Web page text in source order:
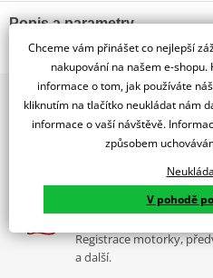
Popis a parametry
Jsme autorizovaný
dealer značky HEIDENAU
Kvalitní motocyklová duše
Kvalitní motocyklová duše
středový kovový ø 8 mm, pro
2x multibrand
9 značek motocyklů,
díly, to vše v Praze a Liberci
Více než 30 let
Za řídítky motorek, v
Nadstandardní služby
Registrace motorky,
a další.
Chceme vám přinášet co nejlepší
nakupování na našem e-
informace o tom, jak používáte
kliknutím na tlačítko neukládat nám
informace o vaší návštěvě.
způsobem
V pohodě